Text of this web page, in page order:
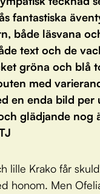
fantastiska
både läsvana
text och de
gröna och blå
med
en enda bild per
glädjande nog
lille Krako får
honom. Men